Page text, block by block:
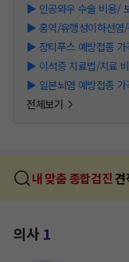
▶ 인공와우 수술 비용/
▶ 홍역/유행성이하선염
▶ 장티푸스 예방접종 가
▶ 이석증 치료법/치료
▶ 일본뇌염 예방접종 가
전체보기
내 맞춤 종합검진 견
의사1